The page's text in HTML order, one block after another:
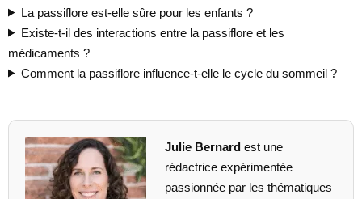
La passiflore est-elle sûre pour les enfants ?
Existe-t-il des interactions entre la passiflore et les
médicaments ?
Comment la passiflore influence-t-elle le cycle du sommeil ?
Julie Bernardest une
rédactrice expérimentée
passionnée par les thématiques